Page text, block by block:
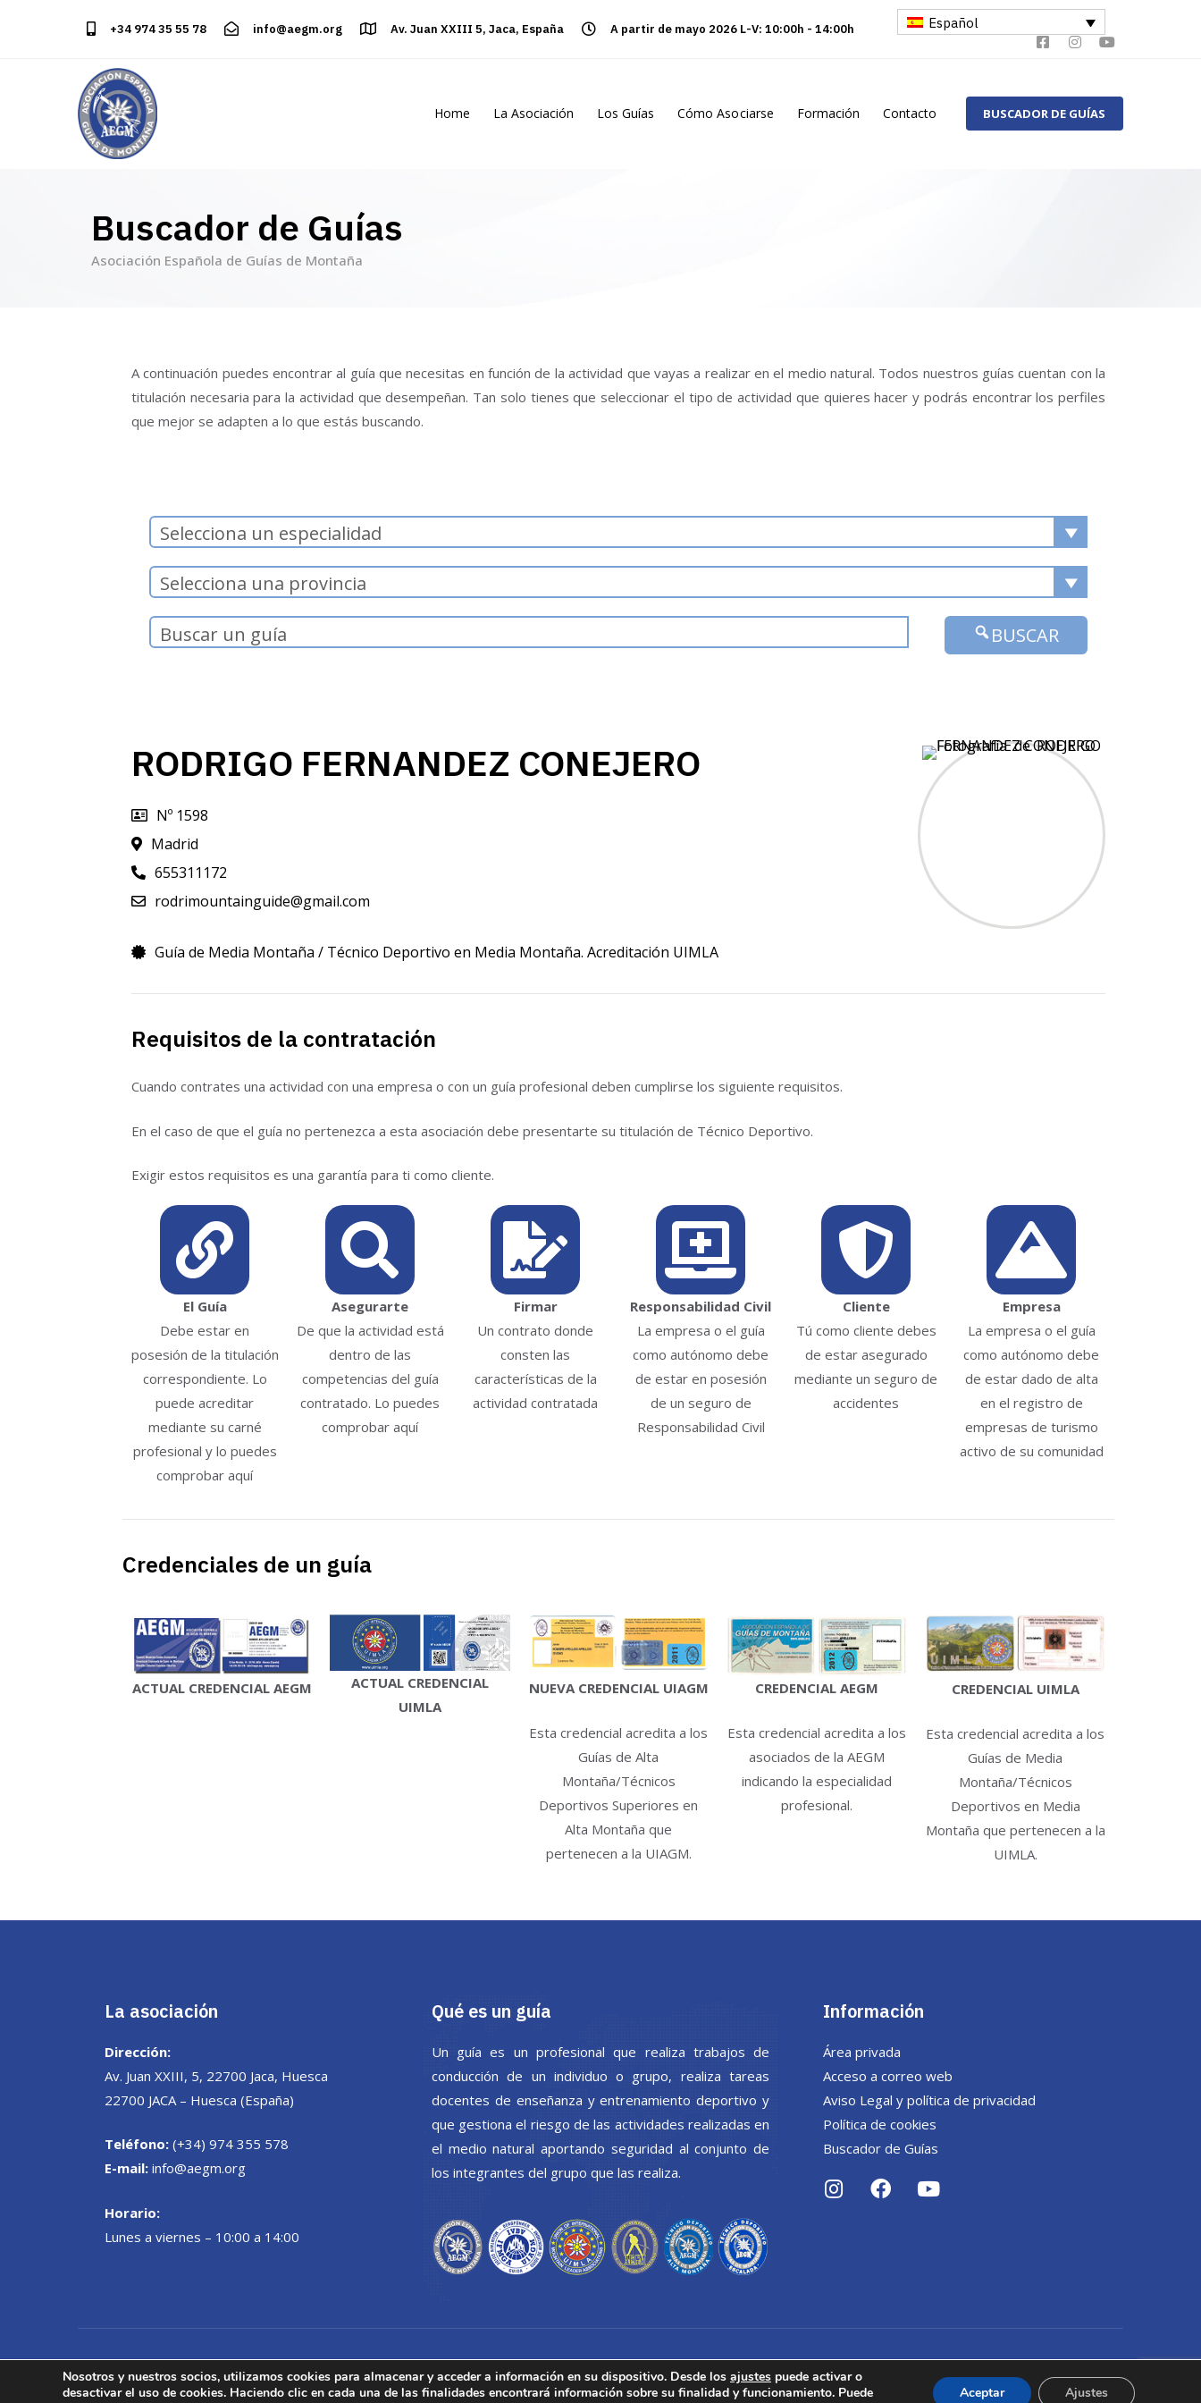
+34 974 35 55 78 info@aegm.org Av. Juan XXIII 5, Jaca, España A partir de mayo 2026 L-V: 10:00h - 14:00h Español
Home La Asociación Los Guías Cómo Asociarse Formación Contacto BUSCADOR DE GUÍAS
Buscador de Guías
Asociación Española de Guías de Montaña
A continuación puedes encontrar al guía que necesitas en función de la actividad que vayas a realizar en el medio natural. Todos nuestros guías cuentan con la
titulación necesaria para la actividad que desempeñan. Tan solo tienes que seleccionar el tipo de actividad que quieres hacer y podrás encontrar los perfiles
que mejor se adapten a lo que estás buscando.
Selecciona un especialidad
Selecciona una provincia
BUSCAR
RODRIGO FERNANDEZ CONEJERO
Nº 1598
Madrid
655311172
rodrimountainguide@gmail.com
Guía de Media Montaña / Técnico Deportivo en Media Montaña. Acreditación UIMLA
Requisitos de la contratación
Cuando contrates una actividad con una empresa o con un guía profesional deben cumplirse los siguiente requisitos.
En el caso de que el guía no pertenezca a esta asociación debe presentarte su titulación de Técnico Deportivo.
Exigir estos requisitos es una garantía para ti como cliente.
El Guía
Debe estar en
posesión de la titulación
correspondiente. Lo
puede acreditar
mediante su carné
profesional y lo puedes
comprobar aquí
Asegurarte
De que la actividad está
dentro de las
competencias del guía
contratado. Lo puedes
comprobar aquí
Firmar
Un contrato donde
consten las
características de la
actividad contratada
Responsabilidad Civil
La empresa o el guía
como autónomo debe
de estar en posesión
de un seguro de
Responsabilidad Civil
Cliente
Tú como cliente debes
de estar asegurado
mediante un seguro de
accidentes
Empresa
La empresa o el guía
como autónomo debe
de estar dado de alta
en el registro de
empresas de turismo
activo de su comunidad
Credenciales de un guía
ACTUAL CREDENCIAL AEGM
ACTUAL CREDENCIAL
UIMLA
NUEVA CREDENCIAL UIAGM
Esta credencial acredita a los
Guías de Alta
Montaña/Técnicos
Deportivos Superiores en
Alta Montaña que
pertenecen a la UIAGM.
CREDENCIAL AEGM
Esta credencial acredita a los
asociados de la AEGM
indicando la especialidad
profesional.
CREDENCIAL UIMLA
Esta credencial acredita a los
Guías de Media
Montaña/Técnicos
Deportivos en Media
Montaña que pertenecen a la
UIMLA.
La asociación
Dirección:
Av. Juan XXIII, 5, 22700 Jaca, Huesca
22700 JACA – Huesca (España)
Teléfono: (+34) 974 355 578
E-mail: info@aegm.org
Horario:
Lunes a viernes – 10:00 a 14:00
Qué es un guía
Un guía es un profesional que realiza trabajos de
conducción de un individuo o grupo, realiza tareas
docentes de enseñanza y entrenamiento deportivo y
que gestiona el riesgo de las actividades realizadas en
el medio natural aportando seguridad al conjunto de
los integrantes del grupo que las realiza.
Información
Área privada
Acceso a correo web
Aviso Legal y política de privacidad
Política de cookies
Buscador de Guías
Desarrollo Web: INPQ, 2021
Nosotros y nuestros socios, utilizamos cookies para almacenar y acceder a información en su dispositivo. Desde los ajustes puede activar o
desactivar el uso de cookies. Haciendo clic en cada una de las finalidades encontrará información sobre su finalidad y funcionamiento. Puede
Aceptar Ajustes